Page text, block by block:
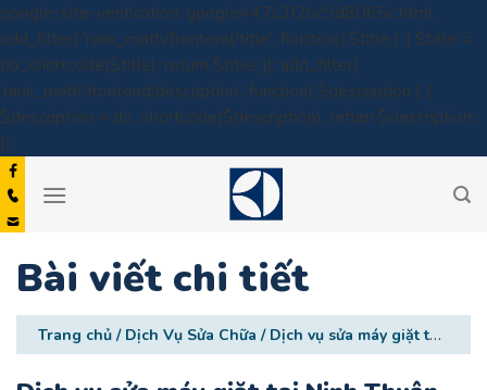
google-site-verification: google447c3f2bc9d8065c.html
add_filter( 'rank_math/frontend/title', function( $title ) { $title =
do_shortcode($title); return $title; }); add_filter(
'rank_math/frontend/description', function( $description ) {
$description = do_shortcode($description); return $description;
});
to
content
Bài viết chi tiết
Trang chủ / Dịch Vụ Sửa Chữa / Dịch vụ sửa máy giặt tại Ninh Thuận tận nhà uy tín, giá tốt